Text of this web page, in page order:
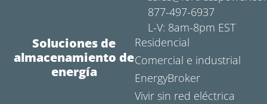
877-497-6937
L-V: 8am-8pm EST
Soluciones de
almacenamiento de
energía
Residencial
Comercial e industrial
EnergyBroker
Vivir sin red eléctrica